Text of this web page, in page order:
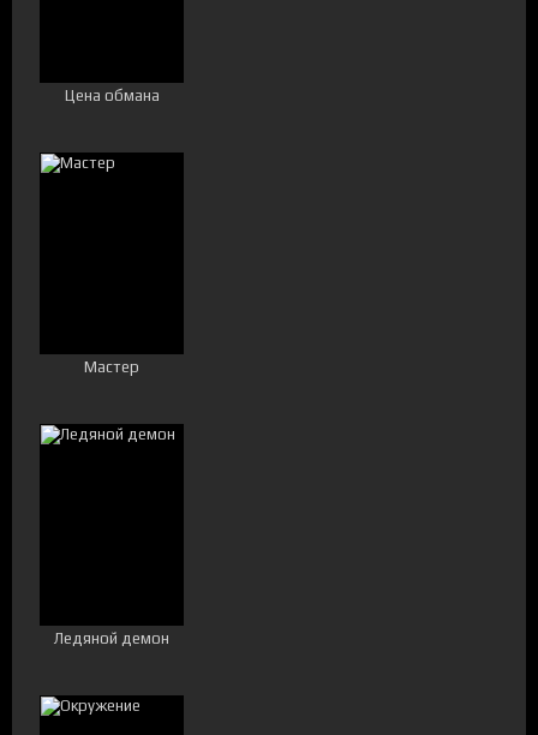
Цена обмана
Мастер
Ледяной демон